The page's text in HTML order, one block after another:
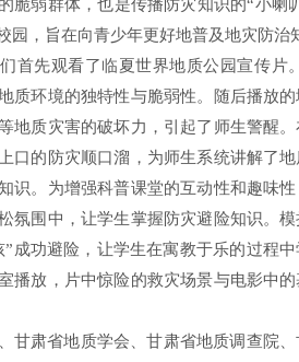
脆弱群体，也是传播防灾知识的“小
园，旨在向青少年更好地普及地灾防
首先观看了临夏世界地质公园宣传
质环境的独特性与脆弱性。随后播放
地质灾害的破坏力，引起了师生警醒
口的防灾顺口溜，为师生系统讲解了
识。为增强科普课堂的互动性和趣味
氛围中，让学生掌握防灾避险知识。
成功避险，让学生在寓教于乐的过程
播放，片中惊险的救灾场景与电影中
甘肃省地质学会、甘肃省地质调查院